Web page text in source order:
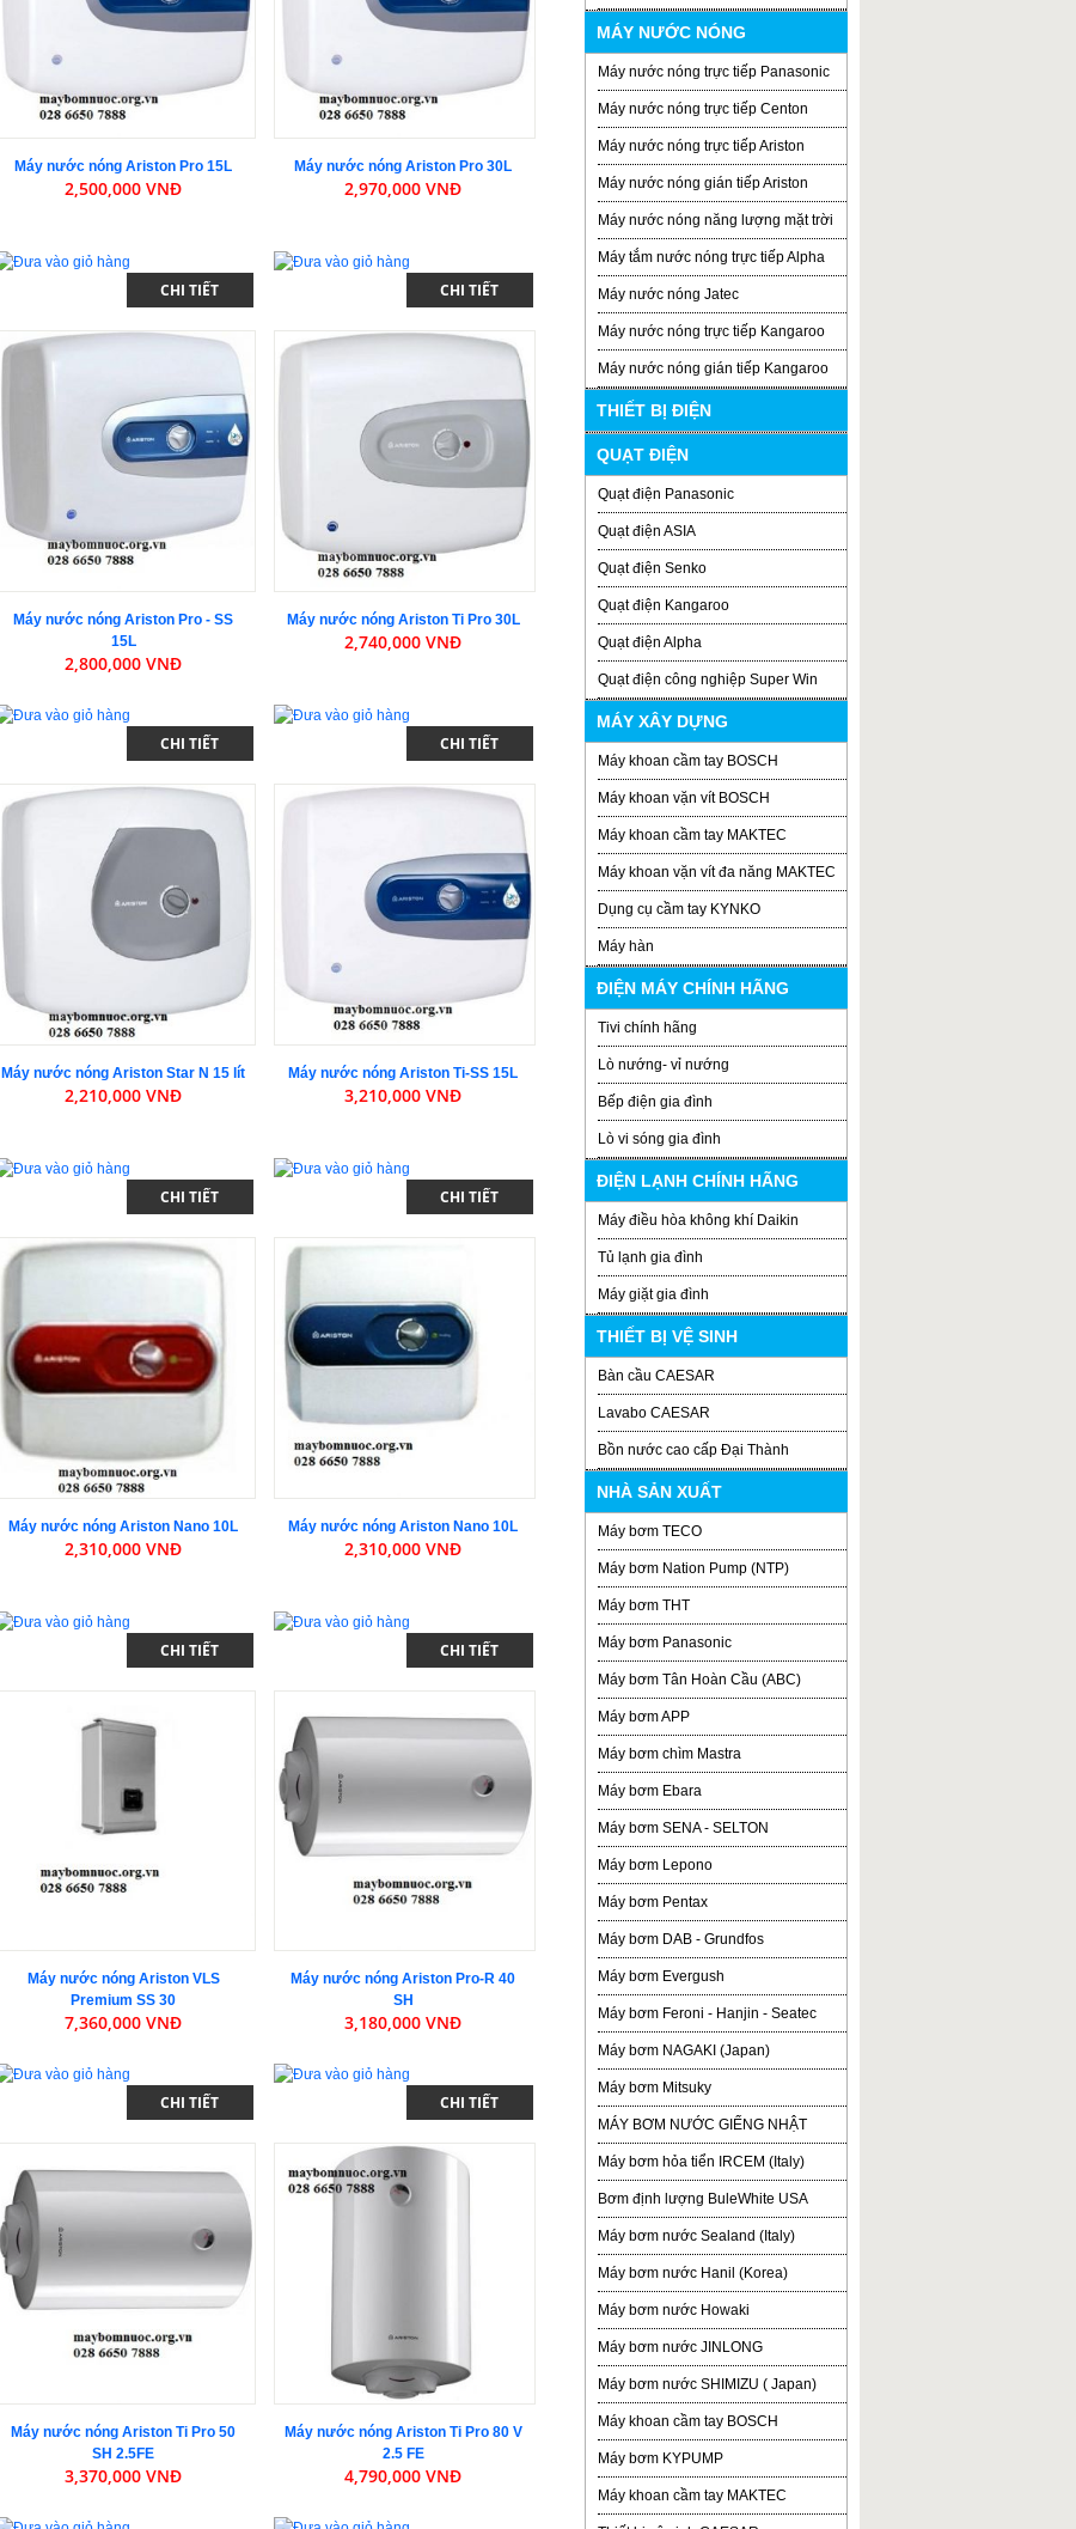
Máy nước nóng Ariston Pro 15L
2,500,000 VNĐ
CHI TIẾT
Máy nước nóng Ariston Pro 30L
2,970,000 VNĐ
CHI TIẾT
Máy nước nóng Ariston Pro - SS
15L
2,800,000 VNĐ
CHI TIẾT
Máy nước nóng Ariston Ti Pro 30L
2,740,000 VNĐ
CHI TIẾT
Máy nước nóng Ariston Star N 15 lít
2,210,000 VNĐ
CHI TIẾT
Máy nước nóng Ariston Ti-SS 15L
3,210,000 VNĐ
CHI TIẾT
Máy nước nóng Ariston Nano 10L
2,310,000 VNĐ
CHI TIẾT
Máy nước nóng Ariston Nano 10L
2,310,000 VNĐ
CHI TIẾT
Máy nước nóng Ariston VLS
Premium SS 30
7,360,000 VNĐ
CHI TIẾT
Máy nước nóng Ariston Pro-R 40
SH
3,180,000 VNĐ
CHI TIẾT
Máy nước nóng Ariston Ti Pro 50
SH 2.5FE
3,370,000 VNĐ
Máy nước nóng Ariston Ti Pro 80 V
2.5 FE
4,790,000 VNĐ
MÁY NƯỚC NÓNG
Máy nước nóng trực tiếp Panasonic
Máy nước nóng trực tiếp Centon
Máy nước nóng trực tiếp Ariston
Máy nước nóng gián tiếp Ariston
Máy nước nóng năng lượng mặt trời
Máy tắm nước nóng trực tiếp Alpha
Máy nước nóng Jatec
Máy nước nóng trực tiếp Kangaroo
Máy nước nóng gián tiếp Kangaroo
THIẾT BỊ ĐIỆN
QUẠT ĐIỆN
Quạt điện Panasonic
Quạt điện ASIA
Quạt điện Senko
Quạt điện Kangaroo
Quạt điện Alpha
Quạt điện công nghiệp Super Win
MÁY XÂY DỰNG
Máy khoan cầm tay BOSCH
Máy khoan vặn vít BOSCH
Máy khoan cầm tay MAKTEC
Máy khoan vặn vít đa năng MAKTEC
Dụng cụ cầm tay KYNKO
Máy hàn
ĐIỆN MÁY CHÍNH HÃNG
Tivi chính hãng
Lò nướng- vỉ nướng
Bếp điện gia đình
Lò vi sóng gia đình
ĐIỆN LẠNH CHÍNH HÃNG
Máy điều hòa không khí Daikin
Tủ lạnh gia đình
Máy giặt gia đình
THIẾT BỊ VỆ SINH
Bàn cầu CAESAR
Lavabo CAESAR
Bồn nước cao cấp Đại Thành
NHÀ SẢN XUẤT
Máy bơm TECO
Máy bơm Nation Pump (NTP)
Máy bơm THT
Máy bơm Panasonic
Máy bơm Tân Hoàn Cầu (ABC)
Máy bơm APP
Máy bơm chìm Mastra
Máy bơm Ebara
Máy bơm SENA - SELTON
Máy bơm Lepono
Máy bơm Pentax
Máy bơm DAB - Grundfos
Máy bơm Evergush
Máy bơm Feroni - Hanjin - Seatec
Máy bơm NAGAKI (Japan)
Máy bơm Mitsuky
MÁY BƠM NƯỚC GIẾNG NHẬT
Máy bơm hỏa tiển IRCEM (Italy)
Bơm định lượng BuleWhite USA
Máy bơm nước Sealand (Italy)
Máy bơm nước Hanil (Korea)
Máy bơm nước Howaki
Máy bơm nước JINLONG
Máy bơm nước SHIMIZU ( Japan)
Máy khoan cầm tay BOSCH
Máy bơm KYPUMP
Máy khoan cầm tay MAKTEC